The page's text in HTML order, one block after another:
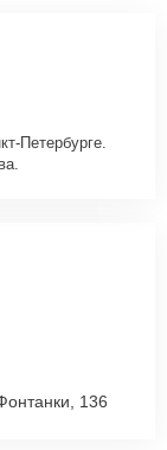
Петербурге.
136